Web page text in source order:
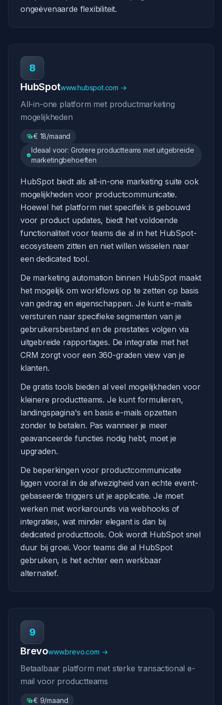
ongeëvenaarde flexibiliteit.
8
HubSpotwww.hubspot.com →
All-in-one platform met productmarketing
mogelijkheden
€ 18/maand
Ideaal voor: Grotere productteams met uitgebreide
marketingbehoeften
HubSpot biedt als all-in-one marketing suite ook
mogelijkheden voor productcommunicatie.
Hoewel het platform niet specifiek is gebouwd
voor product updates, biedt het voldoende
functionaliteit voor teams die al in het HubSpot-
ecosysteem zitten en niet willen wisselen naar
een dedicated tool.
De marketing automation binnen HubSpot maakt
het mogelijk om workflows op te zetten op basis
van gedrag en eigenschappen. Je kunt e-mails
versturen naar specifieke segmenten van je
gebruikersbestand en de prestaties volgen via
uitgebreide rapportages. De integratie met het
CRM zorgt voor een 360-graden view van je
klanten.
De gratis tools bieden al veel mogelijkheden voor
kleinere productteams. Je kunt formulieren,
landingspagina's en basis e-mails opzetten
zonder te betalen. Pas wanneer je meer
geavanceerde functies nodig hebt, moet je
upgraden.
De beperkingen voor productcommunicatie
liggen vooral in de afwezigheid van echte event-
gebaseerde triggers uit je applicatie. Je moet
werken met workarounds via webhooks of
integraties, wat minder elegant is dan bij
dedicated producttools. Ook wordt HubSpot snel
duur bij groei. Voor teams die al HubSpot
gebruiken, is het echter een werkbaar
alternatief.
9
Brevowww.brevo.com →
Betaalbaar platform met sterke transactional e-
mail voor productteams
€ 9/maand